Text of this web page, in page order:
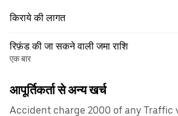
किराये की लागत
रिफ़ंड की जा सकने वाली जमा राशि
एक बार
आपूर्तिकर्ता से अन्य खर्च
Accident charge 2000 of any Traffic